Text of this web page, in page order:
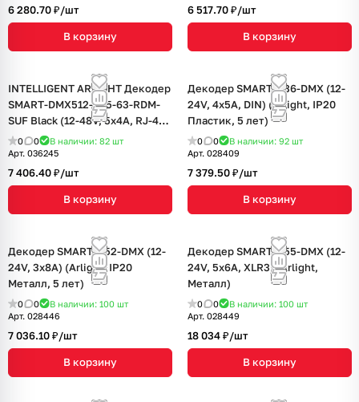
6 280.70 ₽/шт
В корзину
6 517.70 ₽/шт
В корзину
INTELLIGENT ARLIGHT Декодер
SMART-DMX512-305-63-RDM-
SUF Black (12-48V, 5x4A, RJ-45)
(IARL, IP20 Металл, 5 лет)
0 0 В наличии: 82 шт
Арт. 036245
7 406.40 ₽/шт
В корзину
Декодер SMART-K36-DMX (12-
24V, 4x5A, DIN) (Arlight, IP20
Пластик, 5 лет)
0 0 В наличии: 92 шт
Арт. 028409
7 379.50 ₽/шт
В корзину
Декодер SMART-K52-DMX (12-
24V, 3x8A) (Arlight, IP20
Металл, 5 лет)
0 0 В наличии: 100 шт
Арт. 028446
7 036.10 ₽/шт
В корзину
Декодер SMART-K55-DMX (12-
24V, 5x6A, XLR3) (Arlight,
Металл)
0 0 В наличии: 100 шт
Арт. 028449
18 034 ₽/шт
В корзину